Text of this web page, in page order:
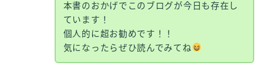
本書のおかげでこのブログが今日も存在し
ています！
個人的に超お勧めです！！
気になったらぜひ読んでみてね